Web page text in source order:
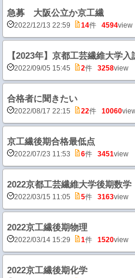
急募 大阪公立か京工繊
2022/12/13 22:59 14件 4594view
【2023年】京都工芸繊維大学
2022/09/05 15:45 2件 3258view
合格者に聞きたい
2022/08/17 22:15 22件 10060
京工繊後期合格最低点
2022/07/23 11:53 6件 3451view
2022京都工芸繊維大学後期数学
2022/03/15 11:05 5件 3163view
2022京工繊後期物理
2022/03/14 15:29 1件 1520view
2022京工繊後期化学